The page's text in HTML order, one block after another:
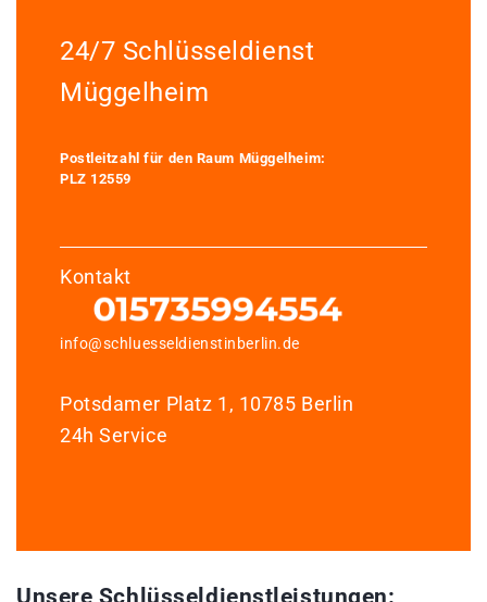
24/7 Schlüsseldienst
Müggelheim
Postleitzahl für den Raum Müggelheim:
PLZ 12559
Kontakt
info@schluesseldienstinberlin.de
Potsdamer Platz 1, 10785 Berlin
24h Service